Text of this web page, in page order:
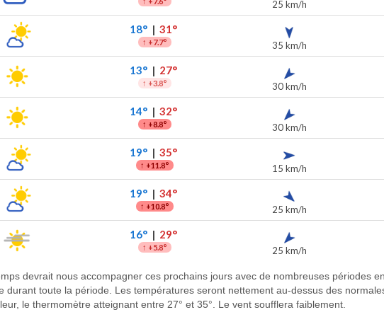
25 km/h
18°| 31°
↑ +7.7° 35 km/h
13°| 27°
↑ +3.8° 30 km/h
14°| 32°
↑ +8.8° 30 km/h
19°| 35°
↑ +11.8° 15 km/h
19°| 34°
↑ +10.8° 25 km/h
16°| 29°
↑ +5.8° 25 km/h
devrait nous accompagner ces prochains jours avec de nombreuses périodes
durant toute la période. Les températures seront nettement au-dessus des
le thermomètre atteignant entre 27° et 35°. Le vent soufflera faiblement.